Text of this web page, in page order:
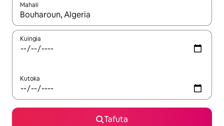
Mahali
Wakati matokeo yanapatikana, vinjari kwa kutumia vitufe vya
Kuingia
Kutoka
Tafuta